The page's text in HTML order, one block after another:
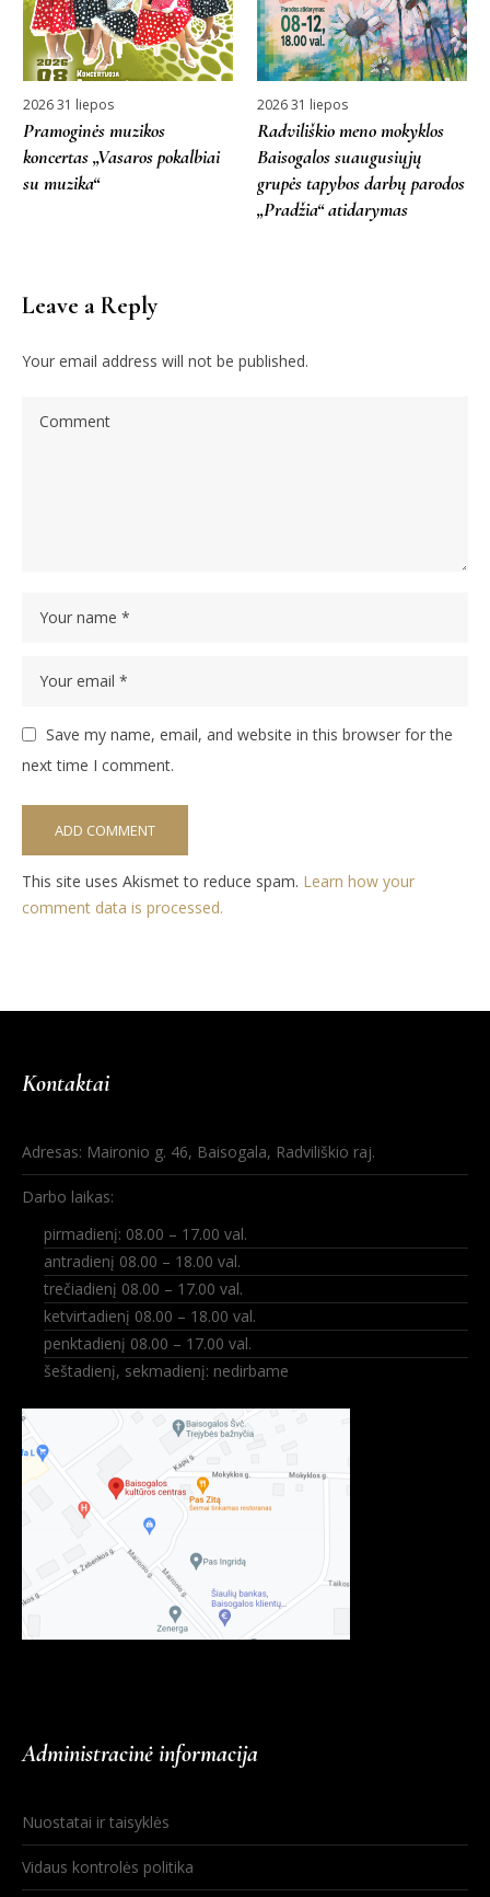
2026 31 liepos
Pramoginės muzikos
koncertas „Vasaros pokalbiai
su muzika“
2026 31 liepos
Radviliškio meno mokyklos
Baisogalos suaugusiųjų
grupės tapybos darbų parodos
„Pradžia“ atidarymas
Leave a Reply
Your email address will not be published.
Save my name, email, and website in this browser for the
next time I comment.
This site uses Akismet to reduce spam. Learn how your
comment data is processed.
Kontaktai
Adresas: Maironio g. 46, Baisogala, Radviliškio raj.
Darbo laikas:
pirmadienį: 08.00 – 17.00 val.
antradienį 08.00 – 18.00 val.
trečiadienį 08.00 – 17.00 val.
ketvirtadienį 08.00 – 18.00 val.
penktadienį 08.00 – 17.00 val.
šeštadienį, sekmadienį: nedirbame
Administracinė informacija
Nuostatai ir taisyklės
Vidaus kontrolės politika